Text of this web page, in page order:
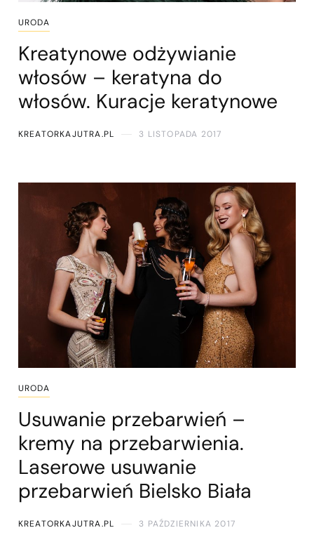
URODA
Kreatynowe odżywianie
włosów – keratyna do
włosów. Kuracje keratynowe
KREATORKAJUTRA.PL 3 LISTOPADA 2017
URODA
Usuwanie przebarwień –
kremy na przebarwienia.
Laserowe usuwanie
przebarwień Bielsko Biała
KREATORKAJUTRA.PL 3 PAŹDZIERNIKA 2017